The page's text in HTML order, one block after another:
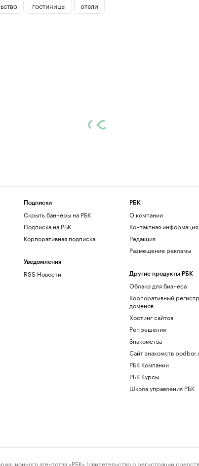
гостиницы отели
Подписки
Скрыть баннеры на РБК
Подписка на РБК
Корпоративная подписка
Уведомления
RSS Новости
РБК
О компании
Контактная информация
Редакция
Размещение рекламы
Другие продукты РБК
Облако для бизнеса
Корпоративный
доменов
Хостинг сайтов
Рег.решения
Знакомства
Сайт знакомств
РБК Компании
РБК Курсы
Школа управления РБК
агентства «РБК» (свидетельство о регистрации